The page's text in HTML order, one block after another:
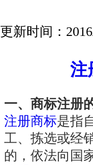
更新时间：
注
一、商标注册
注册商标是指
工、拣选或经
的，依法向国